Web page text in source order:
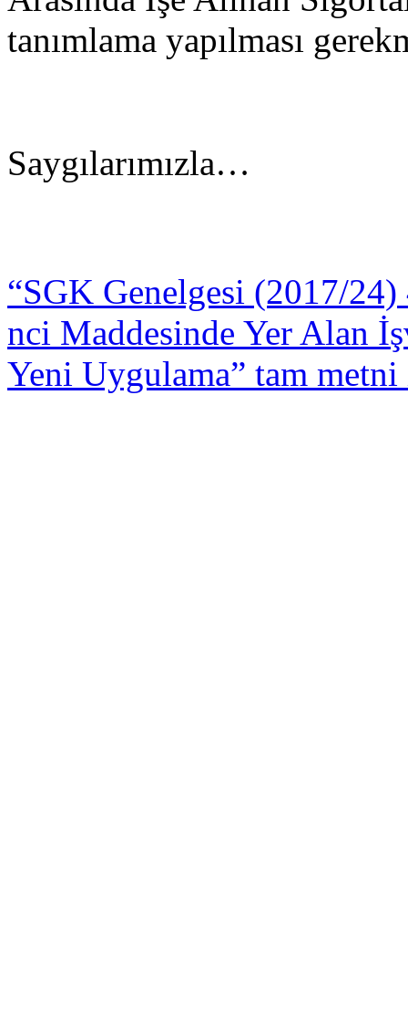
tanımlama yapılması
Saygılarımızla…
“SGK Genelgesi (2017/
nci Maddesinde Yer Alan
Yeni Uygulama” tam